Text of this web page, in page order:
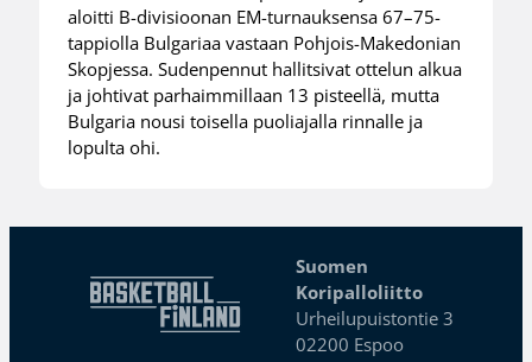
aloitti B-divisioonan EM-turnauksensa 67–75-
tappiolla Bulgariaa vastaan Pohjois-Makedonian
Skopjessa. Sudenpennut hallitsivat ottelun alkua
ja johtivat parhaimmillaan 13 pisteellä, mutta
Bulgaria nousi toisella puoliajalla rinnalle ja
lopulta ohi.
Suomen
Koripalloliitto
Urheilupuistontie 3
02200 Espoo